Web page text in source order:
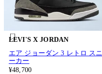
LEVI'S X JORDAN
エア ジョーダン 3 レトロ スニ
ーカー
¥48,700